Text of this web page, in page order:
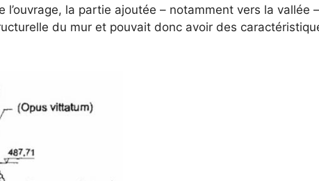
la partie ajoutée – notamment vers la vallée
du mur et pouvait donc avoir des